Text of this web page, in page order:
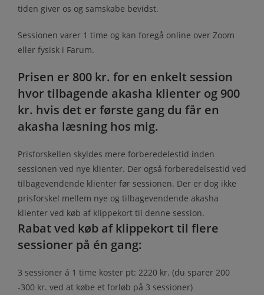
tiden giver os og samskabe bevidst.
Sessionen varer 1 time og kan foregå online over Zoom
eller fysisk i Farum.
Prisen er 800 kr. for en enkelt session
hvor tilbagende akasha klienter og 900
kr. hvis det er første gang du får en
akasha læsning hos mig.
Prisforskellen skyldes mere forberedelestid inden
sessionen ved nye klienter. Der også forberedelsestid ved
tilbagevendende klienter før sessionen. Der er dog ikke
prisforskel mellem nye og tilbagevendende akasha
klienter ved køb af klippekort til denne session.
Rabat ved køb af klippekort til flere
sessioner på én gang:
3 sessioner á 1 time koster pt: 2220 kr. (du sparer 200
-300 kr. ved at købe et forløb på 3 sessioner)